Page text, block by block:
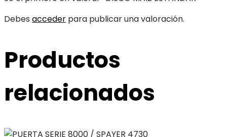
Debes acceder para publicar una valoración.
Productos
relacionados